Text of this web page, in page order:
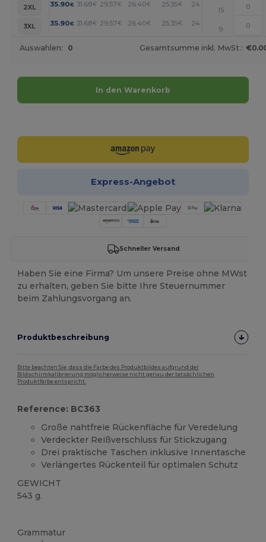
2XL
35.90€ 31.68€ 29.57€ 26.40€ 25.35€ 24.29
15
3XL
35.90€ 31.68€ 29.57€ 26.40€ 25.35€ 24.29
9
Auswahlen: 0 Gesamtsumme inkl. MwSt.:
In den Warenkorb
Express-Angebot
Schneller Versand
Haben Sie eine Firma? Um unsere Preise ohne MWst
zu erhalten, geben Sie bitte Ihre Steuernummer
beim Zahlungsvorgang an.
Produktbeschreibung
Bitte beachten Sie, dass die Farbe des Produktbildes aufgrund der
Bildschirmkalibrierung möglicherweise nicht genau der tatsächlichen
Produktfarbe entspricht.
Reference: BC363
Große nahtfreie Rückenfläche für Veredelung
Verdeckter Reißverschluss für Stickzugang
Drei praktische Taschen inklusive Innentasche
Verlängertes Rückenteil für optimalen Schutz
GEWICHT
543 g.
Grammatur